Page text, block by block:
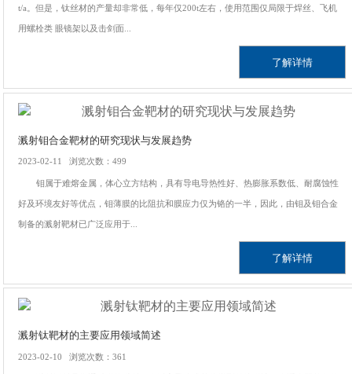
t/a。但是，钛丝材的产量却非常低，每年仅200t左右，使用范围仅局限于焊丝、飞机
用螺栓类 眼镜架以及击剑面...
了解详情
溅射钼合金靶材的研究现状与发展趋势
2023-02-11 浏览次数：499
钼属于难熔金属，体心立方结构，具有导电导热性好、热膨胀系数低、耐腐蚀性
好及环境友好等优点，钼薄膜的比阻抗和膜应力仅为铬的一半，因此，由钼及钼合金
制备的溅射靶材已广泛应用于...
了解详情
溅射钛靶材的主要应用领域简述
2023-02-10 浏览次数：361